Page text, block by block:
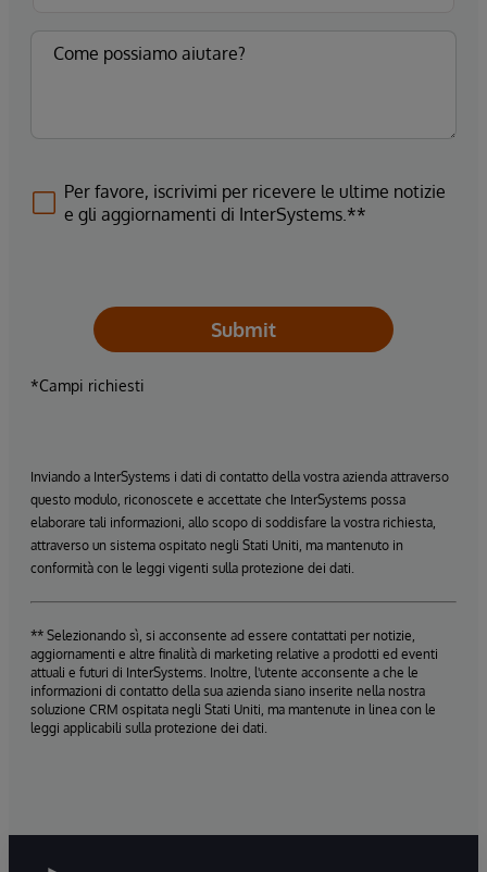
Per favore, iscrivimi per ricevere le ultime notizie
e gli aggiornamenti di InterSystems.**
Submit
*Campi richiesti
Inviando a InterSystems i dati di contatto della vostra azienda attraverso
questo modulo, riconoscete e accettate che InterSystems possa
elaborare tali informazioni, allo scopo di soddisfare la vostra richiesta,
attraverso un sistema ospitato negli Stati Uniti, ma mantenuto in
conformità con le leggi vigenti sulla protezione dei dati.
** Selezionando sì, si acconsente ad essere contattati per notizie,
aggiornamenti e altre finalità di marketing relative a prodotti ed eventi
attuali e futuri di InterSystems. Inoltre, l'utente acconsente a che le
informazioni di contatto della sua azienda siano inserite nella nostra
soluzione CRM ospitata negli Stati Uniti, ma mantenute in linea con le
leggi applicabili sulla protezione dei dati.